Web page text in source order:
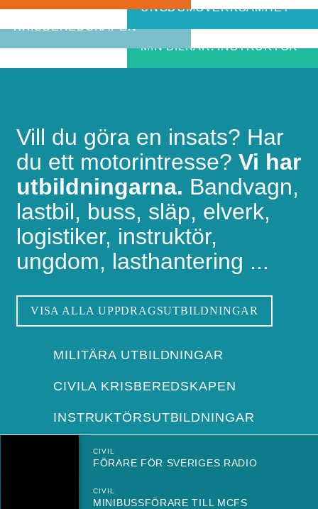
UNGDOMSVERKSAMHET
MIN BILKÅR: CIVILA
KRISBEREDSKAPEN
bli riktigt bra
bandvagnsförare
MIN BILKÅR: INSTRUKTÖR
Vill du göra en insats? Har
du ett motorintresse? Vi har
utbildningarna. Bandvagn,
lastbil, buss, släp, elverk,
logistiker, instruktör,
ungdom, lasthantering ...
VISA ALLA UPPDRAGSUTBILDNINGAR
MILITÄRA UTBILDNINGAR
CIVILA KRISBEREDSKAPEN
INSTRUKTÖRSUTBILDNINGAR
CIVIL
FÖRARE FÖR SVERIGES RADIO
CIVIL
MINIBUSSFÖRARE TILL MCFS